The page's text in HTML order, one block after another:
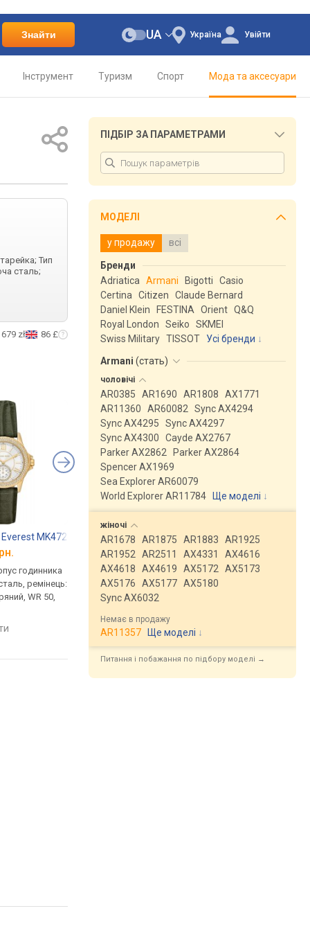
Знайти Україна
UA Увійти
Інструмент Туризм Спорт Мода та аксесуари
Тип
сталь;
679 zł 86 £
MK4720
годинника
ремінець:
WR 50,
HANOWA 16-6081.04.001
від 6 380 грн.
кварцові, корпус годинника
нержавіюча сталь, ремінець:
ремінець шкіряний, WR 30,
порівняти
Michael Kors
від 7 220 грн.
кварцові, корпус
ПІДБІР ЗА ПАРАМЕТРАМИ
МОДЕЛІ
у продажу всі
Бренди
Adriatica
Armani Bigotti
Casio
Certina
Citizen
Claude Bernard
Daniel Klein
FESTINA Orient Q&Q
Royal London
Seiko
SKMEI
Swiss Military TISSOT
Усі бренди
Armani (стать)
чоловічі
AR0385 AR1690 AR1808
AX1771
AR11360
AR60082
Sync AX4294
Sync AX4295
Sync AX4297
Sync AX4300
Cayde AX2767
Parker AX2862
Parker AX2864
Spencer AX1969
Sea Explorer AR60079
World Explorer AR11784
Ще моделі ↓
жіночі
AR1678 AR1875 AR1883
AR1925
AR1952
AR2511 AX4331
AX4616
AX4618
AX4619 AX5172
AX5173
AX5176
AX5177 AX5180
Sync AX6032
Немає в продажу
AR11357 Ще моделі ↓
Питання і побажання по підбору моделі →